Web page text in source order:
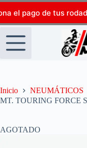
el pago de tus
Inicio
NEUMÁTICOS
MT. TOURING FORCE
AGOTADO